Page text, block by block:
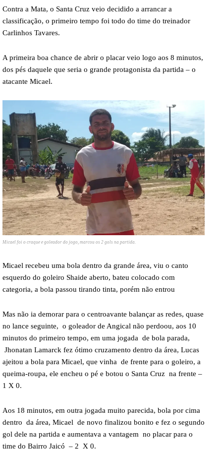
Contra a Mata, o Santa Cruz veio decidido a arrancar a
classificação, o primeiro tempo foi todo do time do treinador
Carlinhos Tavares.
A primeira boa chance de abrir o placar veio logo aos 8 minutos,
dos pés daquele que seria o grande protagonista da partida – o
atacante Micael.
Micael foi o craque e goleador do jogo, marcou os 2 gols na partida.
Micael recebeu uma bola dentro da grande área, viu o canto
esquerdo do goleiro Shaide aberto, bateu colocado com
categoria, a bola passou tirando tinta, porém não entrou
Mas não ia demorar para o centroavante balançar as redes, quase
no lance seguinte, o goleador de Angical não perdoou, aos 10
minutos do primeiro tempo, em uma jogada de bola parada,
Jhonatan Lamarck fez ótimo cruzamento dentro da área, Lucas
ajeitou a bola para Micael, que vinha de frente para o goleiro, a
queima-roupa, ele encheu o pé e botou o Santa Cruz na frente –
1 X 0.
Aos 18 minutos, em outra jogada muito parecida, bola por cima
dentro da área, Micael de novo finalizou bonito e fez o segundo
gol dele na partida e aumentava a vantagem no placar para o
time do Bairro Jaicó – 2 X 0.